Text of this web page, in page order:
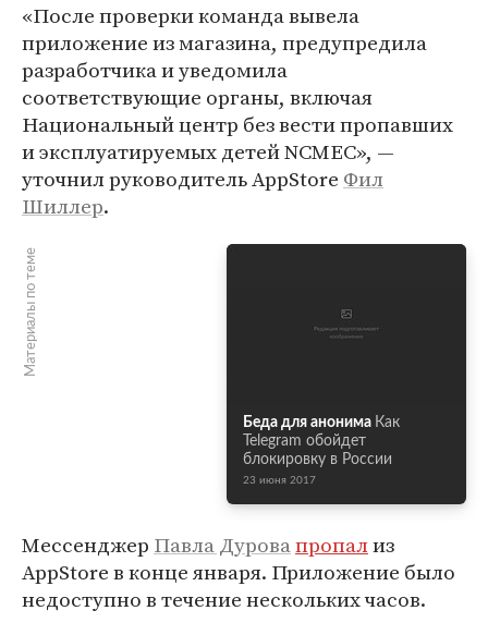
«После проверки команда вывела
приложение из магазина, предупредила
разработчика и уведомила
соответствующие органы, включая
Национальный центр без вести пропавших
и эксплуатируемых детей NCMEC», —
уточнил руководитель AppStore Фил
Шиллер.
Материалы по теме
Беда для анонима Как
Telegram обойдет
блокировку в России
23 июня 2017
Мессенджер Павла Дуровапропализ
AppStore в конце января. Приложение было
недоступно в течение нескольких часов.